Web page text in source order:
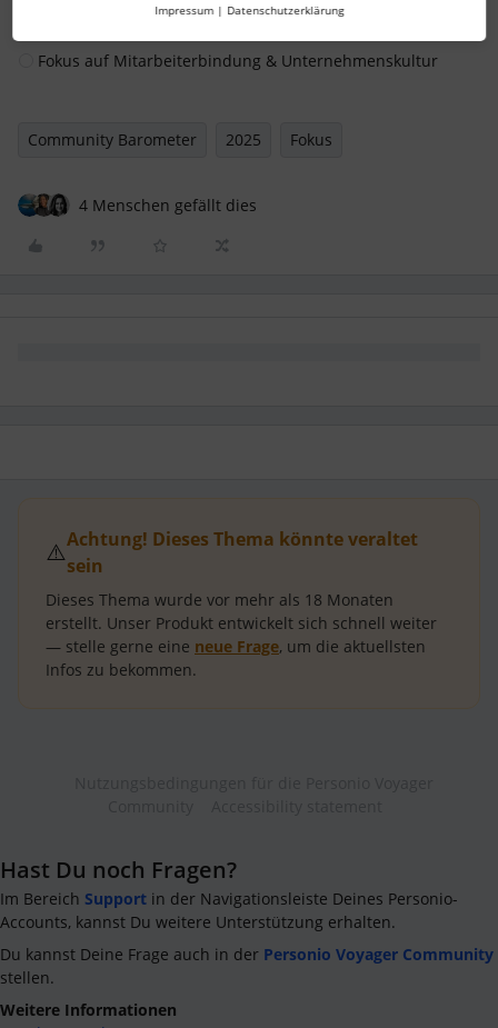
Fokus auf Mitarbeiterbindung & Unternehmenskultur
Community Barometer 2025 Fokus
4 Menschen gefällt dies
⚠️Achtung! Dieses Thema könnte veraltet
sein
Dieses Thema wurde vor mehr als 18 Monaten
erstellt. Unser Produkt entwickelt sich schnell weiter
— stelle gerne eine neue Frage, um die aktuellsten
Infos zu bekommen.
Hast Du noch Fragen?
Im Bereich Support in der Navigationsleiste Deines Personio-
Accounts, kannst Du weitere Unterstützung erhalten.
Du kannst Deine Frage auch in der Personio Voyager Community
stellen.
Weitere Informationen
Impressum | Datenschutzerklärung